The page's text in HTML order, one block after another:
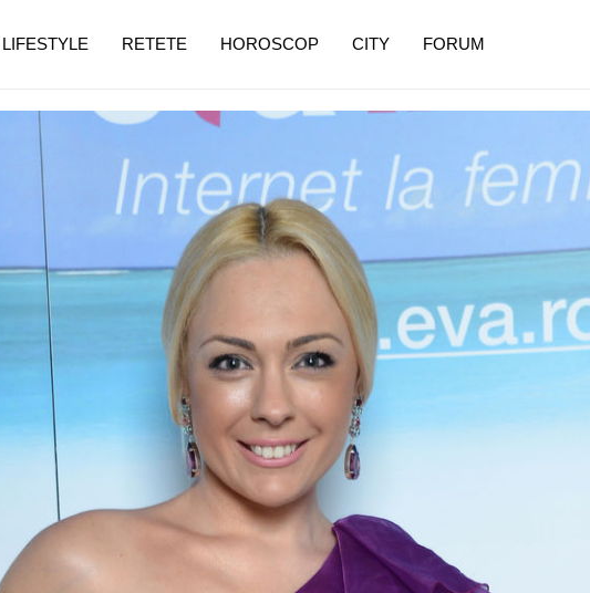
LIFESTYLE RETETE HOROSCOP CITY FORUM
vârstă
de dureroasă este investigația